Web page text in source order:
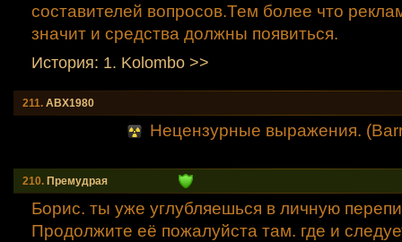
составителей вопросов.Тем более что
значит и средства должны появиться.
История: 1. Kolombo >>
211. АВХ1980
Нецензурные выражения.
210. Премудрая
Борис. ты уже углубляешься в личную
Продолжите её пожалуйста там. где и